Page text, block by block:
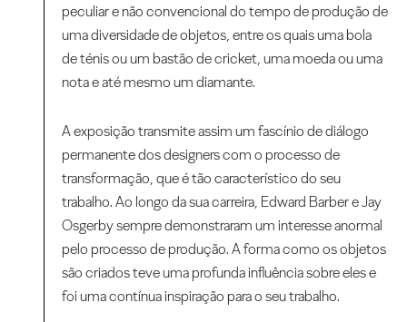
peculiar e não convencional do tempo de produção de
uma diversidade de objetos, entre os quais uma bola
de ténis ou um bastão de cricket, uma moeda ou uma
nota e até mesmo um diamante.
A exposição transmite assim um fascínio de diálogo
permanente dos designers com o processo de
transformação, que é tão característico do seu
trabalho. Ao longo da sua carreira, Edward Barber e Jay
Osgerby sempre demonstraram um interesse anormal
pelo processo de produção. A forma como os objetos
são criados teve uma profunda influência sobre eles e
foi uma contínua inspiração para o seu trabalho.